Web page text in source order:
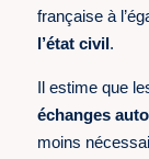
française à
l’état civil .
Il estime que
échanges
moins